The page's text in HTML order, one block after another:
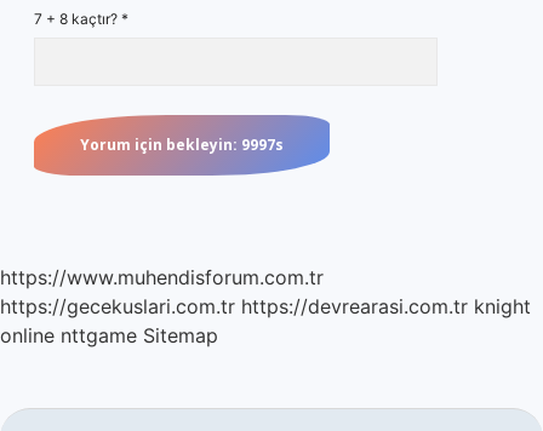
7 + 8 kaçtır? *
https://www.muhendisforum.com.tr
https://gecekuslari.com.tr https://devrearasi.com.tr knight
online nttgame Sitemap